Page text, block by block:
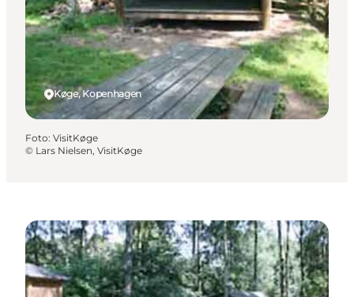
Køge, Kopenhagen
Foto: VisitKøge
© Lars Nielsen, VisitKøge